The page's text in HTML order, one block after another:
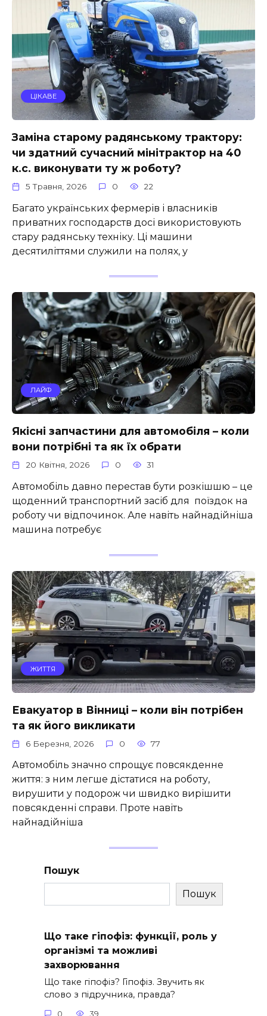
ЦІКАВЕ
Заміна старому радянському трактору:
чи здатний сучасний мінітрактор на 40
к.с. виконувати ту ж роботу?
5 Травня, 2026 0 22
Багато українських фермерів і власників
приватних господарств досі використовують
стару радянську техніку. Ці машини
десятиліттями служили на полях, у
ЛАЙФ
Якісні запчастини для автомобіля – коли
вони потрібні та як їх обрати
20 Квітня, 2026 0 31
Автомобіль давно перестав бути розкішшю – це
щоденний транспортний засіб для поїздок на
роботу чи відпочинок. Але навіть найнадійніша
машина потребує
ЖИТТЯ
Евакуатор в Вінниці – коли він потрібен
та як його викликати
6 Березня, 2026 0 77
Автомобіль значно спрощує повсякденне
життя: з ним легше дістатися на роботу,
вирушити у подорож чи швидко вирішити
повсякденні справи. Проте навіть
найнадійніша
Пошук
Пошук
Що таке гіпофіз: функції, роль у
організмі та можливі
захворювання
Що таке гіпофіз? Гіпофіз. Звучить як
слово з підручника, правда?
0 39